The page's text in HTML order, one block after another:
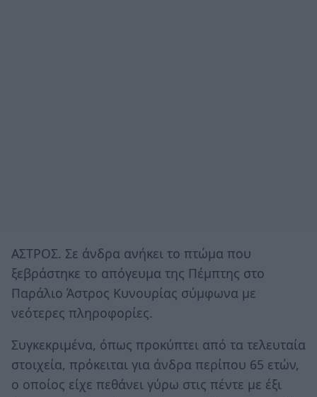
ΑΣΤΡΟΣ. Σε άνδρα ανήκει το πτώμα που
ξεβράστηκε το απόγευμα της Πέμπτης στο
Παράλιο Άστρος Κυνουρίας σύμφωνα με
νεότερες πληροφορίες.
Συγκεκριμένα, όπως προκύπτει από τα τελευταία
στοιχεία, πρόκειται για άνδρα περίπου 65 ετών,
ο οποίος είχε πεθάνει γύρω στις πέντε με έξι